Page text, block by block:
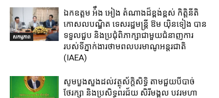
សកម្មភាព
ឯកឧត្តម អ៉ឹង អៀង តំណាងដ៏ខ្ពង់ខ្ពស់ កិត្តិនីតិ
កោសលបណ្ឌិត ទេសរដ្ឋមន្ត្រី ឱម យ៉ិនទៀង បាន
ទទួលជួប និងប្រជុំពិភាក្សាជាមួយជំនាញការ
របស់ទីភ្នាក់ងារថាមពលបរមាណូអន្តរជាតិ
(IAEA)
សូមបួងសួងដល់វត្ថុស័ក្តិសិទ្ធិ តាមជួយបីបាច់
ថែរក្សា និងប្រសិទ្ធពរជ័យ សិរីមង្គល បវរមហា